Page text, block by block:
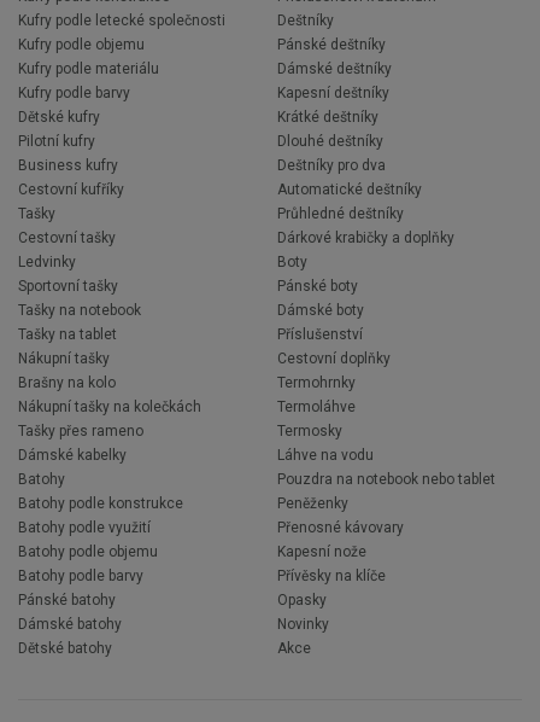
Kufry podle letecké společnosti
Kufry podle objemu
Kufry podle materiálu
Kufry podle barvy
Dětské kufry
Pilotní kufry
Business kufry
Cestovní kufříky
Tašky
Cestovní tašky
Ledvinky
Sportovní tašky
Tašky na notebook
Tašky na tablet
Nákupní tašky
Brašny na kolo
Nákupní tašky na kolečkách
Tašky přes rameno
Dámské kabelky
Batohy
Batohy podle konstrukce
Batohy podle využití
Batohy podle objemu
Batohy podle barvy
Pánské batohy
Dámské batohy
Dětské batohy
Deštníky
Pánské deštníky
Dámské deštníky
Kapesní deštníky
Krátké deštníky
Dlouhé deštníky
Deštníky pro dva
Automatické deštníky
Průhledné deštníky
Dárkové krabičky a doplňky
Boty
Pánské boty
Dámské boty
Příslušenství
Cestovní doplňky
Termohrnky
Termoláhve
Termosky
Láhve na vodu
Pouzdra na notebook nebo tablet
Peněženky
Přenosné kávovary
Kapesní nože
Přívěsky na klíče
Opasky
Novinky
Akce